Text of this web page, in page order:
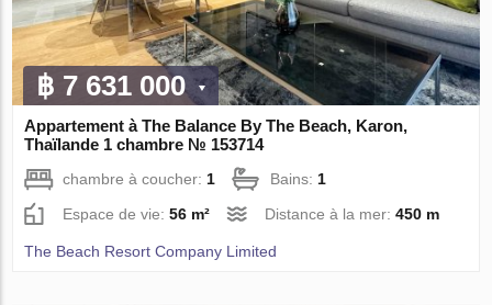
฿ 7 631 000
Appartement à The Balance By The Beach, Karon,
Thaïlande 1 chambre № 153714
chambre à coucher:1 Bains:1
Espace de vie:56 m² Distance à la mer:450 m
The Beach Resort Company Limited